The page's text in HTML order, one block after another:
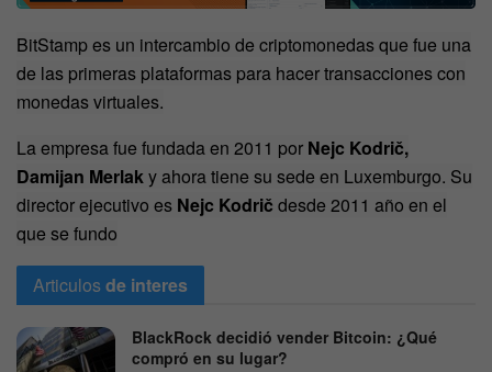
BitStamp es un intercambio de criptomonedas que fue una
de las primeras plataformas para hacer transacciones con
monedas virtuales.
La empresa fue fundada en 2011 por Nejc Kodrič,
Damijan Merlaky ahora tiene su sede en Luxemburgo. Su
director ejecutivo es Nejc Kodrič desde 2011 año en el
que se fundo
Articulosde interes
BlackRock decidió vender Bitcoin: ¿Qué
compró en su lugar?